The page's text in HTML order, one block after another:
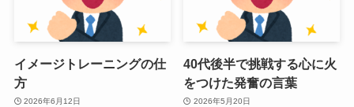
イメージトレーニングの仕
方
2026年6月12日
40代後半で挑戦する心に火
をつけた発奮の言葉
2026年5月20日